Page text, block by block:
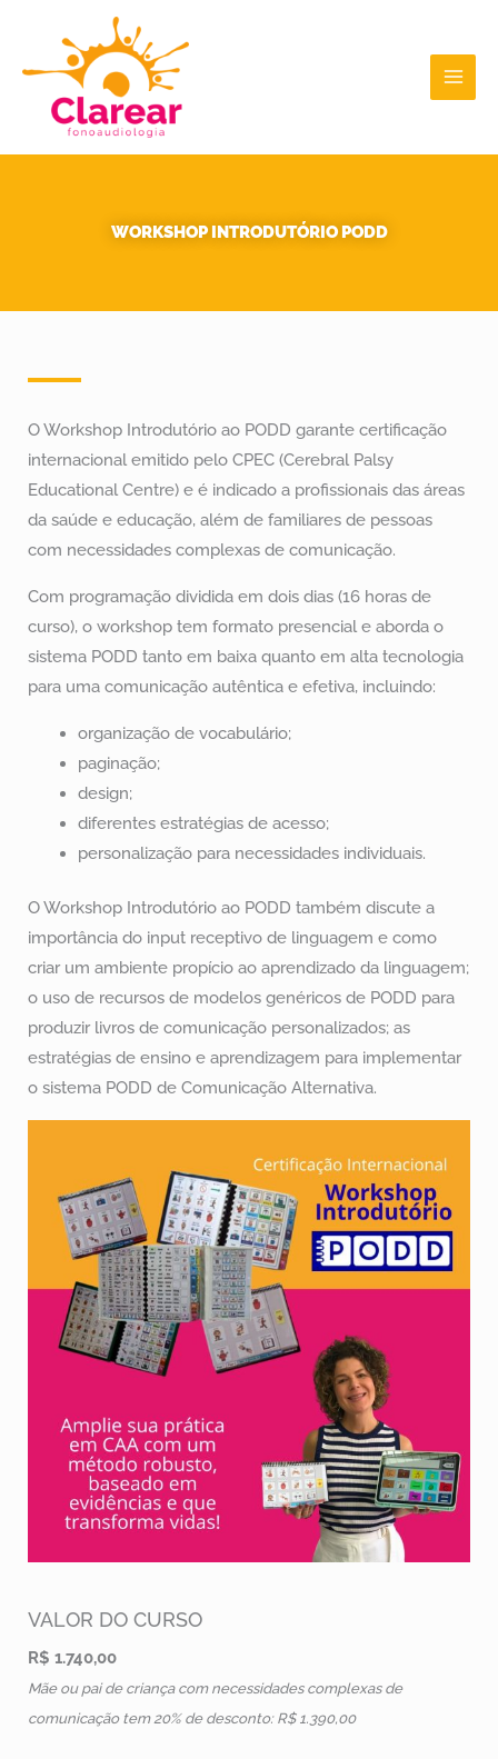
conteúdo
WORKSHOP INTRODUTÓRIO PODD
O Workshop Introdutório ao PODD garante certificação
internacional emitido pelo CPEC (Cerebral Palsy
Educational Centre) e é indicado a profissionais das áreas
da saúde e educação, além de familiares de pessoas
com necessidades complexas de comunicação.
Com programação dividida em dois dias (16 horas de
curso), o workshop tem formato presencial e aborda o
sistema PODD tanto em baixa quanto em alta tecnologia
para uma comunicação autêntica e efetiva, incluindo:
organização de vocabulário;
paginação;
design;
diferentes estratégias de acesso;
personalização para necessidades individuais.
O Workshop Introdutório ao PODD também discute a
importância do input receptivo de linguagem e como
criar um ambiente propício ao aprendizado da linguagem;
o uso de recursos de modelos genéricos de PODD para
produzir livros de comunicação personalizados; as
estratégias de ensino e aprendizagem para implementar
o sistema PODD de Comunicação Alternativa.
VALOR DO CURSO
R$ 1.740,00
Mãe ou pai de criança com necessidades complexas de
comunicação tem 20% de desconto: R$ 1.390,00